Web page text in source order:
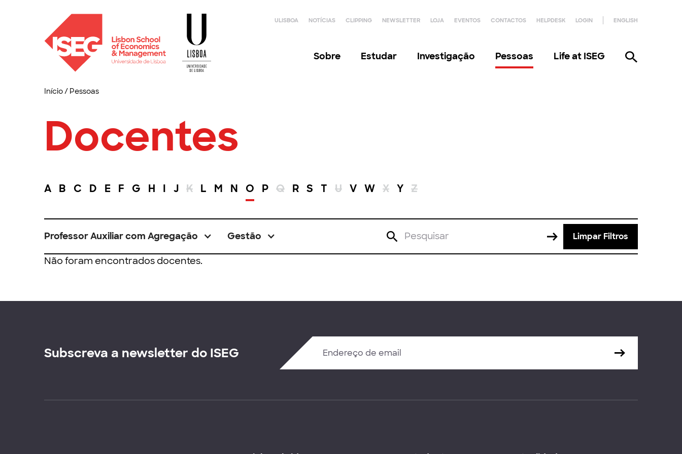
ULISBOA NOTÍCIAS CLIPPING NEWSLETTER LOJA EVENTOS CONTACTOS HELPDESK LOGIN ENGLISH
Sobre Estudar Investigação Pessoas Life at ISEG
Início/ Pessoas
Docentes
A B C D E F G H I J K L M N O P Q R S T U V W X Y Z
Professor Auxiliar com Agregação Gestão Limpar Filtros
Não foram encontrados docentes.
Subscreva a newsletter do ISEG